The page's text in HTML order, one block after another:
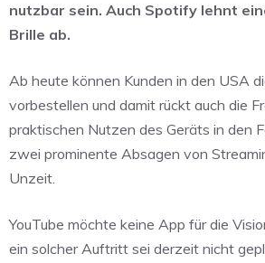
nutzbar sein. Auch Spotify lehnt
Brille ab.
Ab heute können Kunden in den USA
vorbestellen und damit rückt auch die
praktischen Nutzen des Geräts in den
zwei prominente Absagen von
Unzeit.
YouTube möchte keine App für die
ein solcher Auftritt sei derzeit nicht